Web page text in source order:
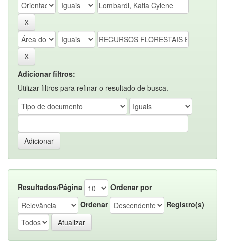
Adicionar filtros:
Utilizar filtros para refinar o resultado de busca.
Resultados/Página
Ordenar por
Ordenar
Registro(s)